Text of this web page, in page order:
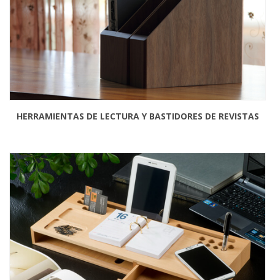
HERRAMIENTAS DE LECTURA Y BASTIDORES DE REVISTAS